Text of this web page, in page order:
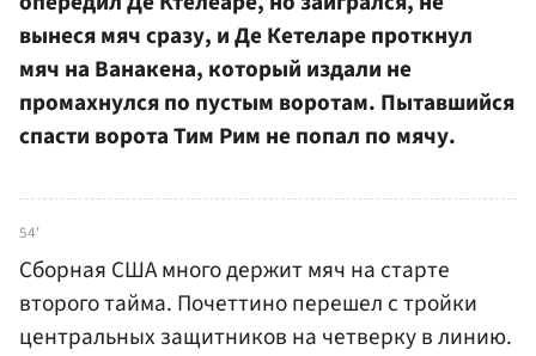
вынеся мяч сразу, и Де Кетеларе проткнул
мяч на Ванакена, который издали не
промахнулся по пустым воротам. Пытавшийся
спасти ворота Тим Рим не попал по мячу.
54'
Сборная США много держит мяч на старте
второго тайма. Почеттино перешел с тройки
центральных защитников на четверку в линию.